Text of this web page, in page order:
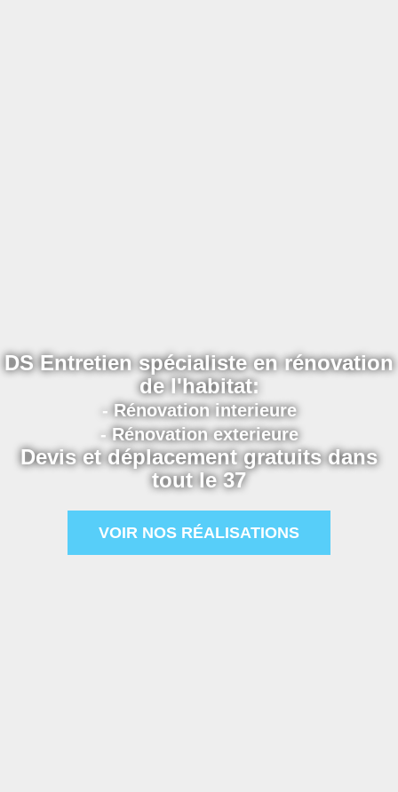
DS Entretien spécialiste en rénovation
de l'habitat:
- Rénovation interieure
- Rénovation exterieure
Devis et déplacement gratuits dans
tout le 37
VOIR NOS RÉALISATIONS